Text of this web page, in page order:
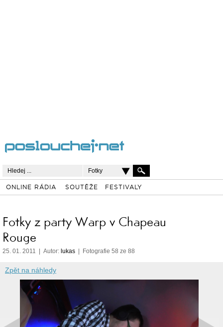
Fotky
ONLINE RÁDIA SOUTĚŽE FESTIVALY
Fotky z party Warp v Chapeau
Rouge
25. 01. 2011 | Autor: lukas | Fotografie 58 ze 88
Zpět na náhledy